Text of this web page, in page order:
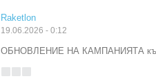
Raketlon
19.06.2026 - 0:12
ОБНОВЛЕНИЕ НА КАМПАНИЯТА към